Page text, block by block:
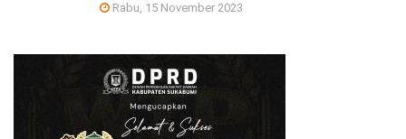
Rabu, 15 November 2023